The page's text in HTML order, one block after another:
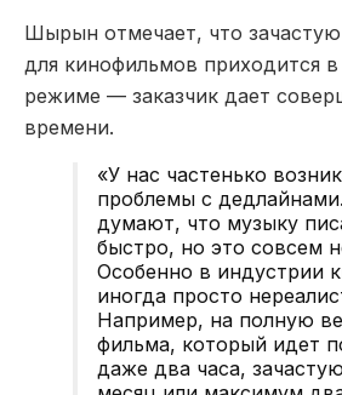
Шырын отмечает, что
для кинофильмов приходится
режиме — заказчик дает
времени.
«У нас частенько
проблемы с
думают, что музыку
быстро, но это совсем
Особенно в индустрии
иногда просто
Например, на полную
фильма, который идет
даже два часа,